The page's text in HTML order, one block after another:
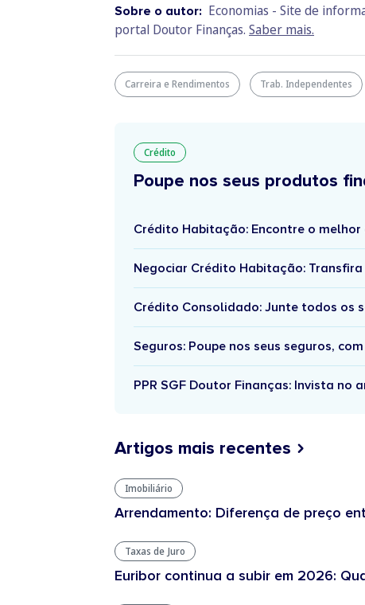
Sobre o autor: Economias - Site de
portal Doutor Finanças. Saber mais.
Carreira e Rendimentos Trab. Independentes
Crédito
Poupe nos seus produtos
Crédito Habitação: Encontre o
Negociar Crédito Habitação:
Crédito Consolidado: Junte todos os
Seguros: Poupe nos seus seguros,
PPR SGF Doutor Finanças: Invista
Artigos mais recentes
Imobiliário
Arrendamento: Diferença de preço
Taxas de Juro
Euribor continua a subir em 2026: